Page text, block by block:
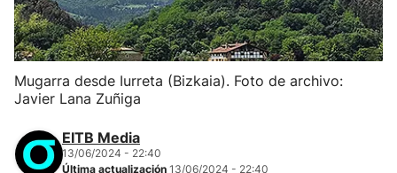
Mugarra desde Iurreta (Bizkaia). Foto de archivo:
Javier Lana Zuñiga
EITB Media
13/06/2024 - 22:40
Última actualización 13/06/2024 - 22:40